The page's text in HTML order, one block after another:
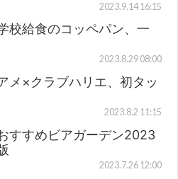
2023.9.14 16:15
校給食のコッペパン、一
2023.8.29 08:00
メ×クラブハリエ、初タッ
2023.8.2 11:15
すすめビアガーデン2023
2023.7.26 12:00